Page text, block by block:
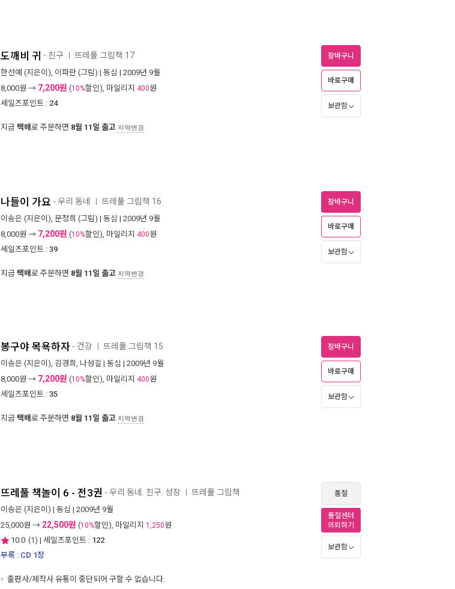
도깨비 귀 - 친구 뜨레풀 그림책 17
한선예 (지은이), 이파란 (그림) | 동심 | 2009년 9월
8,000원 → 7,200원 (10%할인), 마일리지 400원
세일즈포인트 : 24
지금 택배로 주문하면 8월 11일 출고 지역변경
장바구니
바로구매
보관함
나들이 가요 - 우리 동네 뜨레풀 그림책 16
이송은 (지은이), 문정희 (그림) | 동심 | 2009년 9월
8,000원 → 7,200원 (10%할인), 마일리지 400원
세일즈포인트 : 39
지금 택배로 주문하면 8월 11일 출고 지역변경
장바구니
바로구매
보관함
봉구야 목욕하자 - 건강 뜨레풀 그림책 15
이송은 (지은이), 김경희 , 나성길 | 동심 | 2009년 9월
8,000원 → 7,200원 (10%할인), 마일리지 400원
세일즈포인트 : 35
지금 택배로 주문하면 8월 11일 출고 지역변경
장바구니
바로구매
보관함
뜨레풀 책놀이 6 - 전3권 - 우리 동네. 친구. 성장 뜨레풀 그림책
이송은 (지은이) | 동심 | 2009년 9월
25,000원 → 22,500원 (10%할인), 마일리지 1,250원
10.0 (1) | 세일즈포인트 : 122
부록 : CD 1장
출판사/제작사 유통이 중단되어 구할 수 없습니다.
품절
품절센터
의뢰하기
보관함